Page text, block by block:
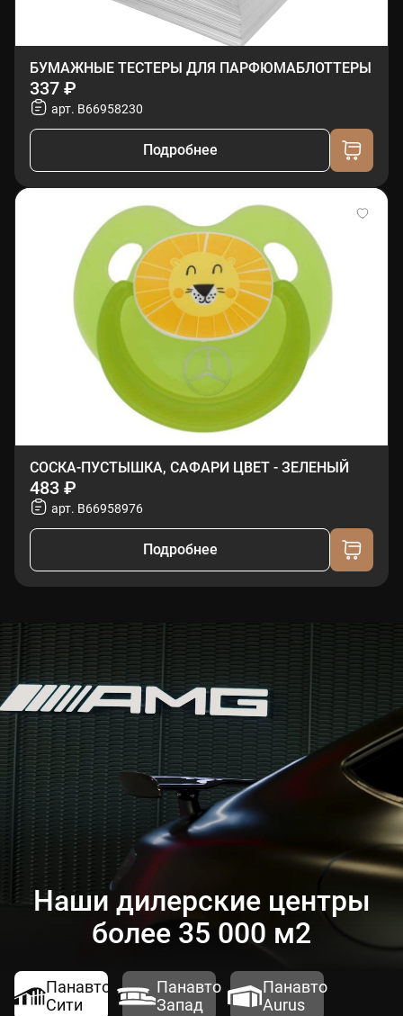
БУМАЖНЫЕ ТЕСТЕРЫ ДЛЯ ПАРФЮМАБЛОТТЕРЫ
337 ₽
арт. B66958230
Подробнее
СОСКА-ПУСТЫШКА, САФАРИ ЦВЕТ - ЗЕЛЕНЫЙ
483 ₽
арт. B66958976
Подробнее
Наши дилерские центры
более 35 000 м2
Панавто
Сити
Панавто
Запад
Панавто
Aurus